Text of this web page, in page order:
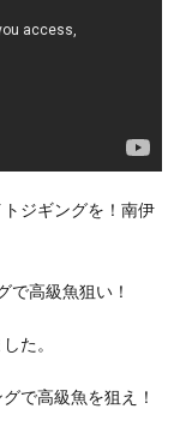
ジギングを！南伊
で高級魚狙い！
た。
で高級魚を狙え！